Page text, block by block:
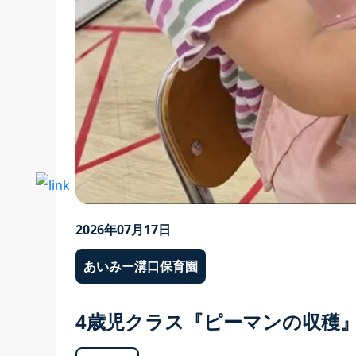
2026年07月17日
あいみー溝口保育園
4歳児クラス『ピーマンの収穫